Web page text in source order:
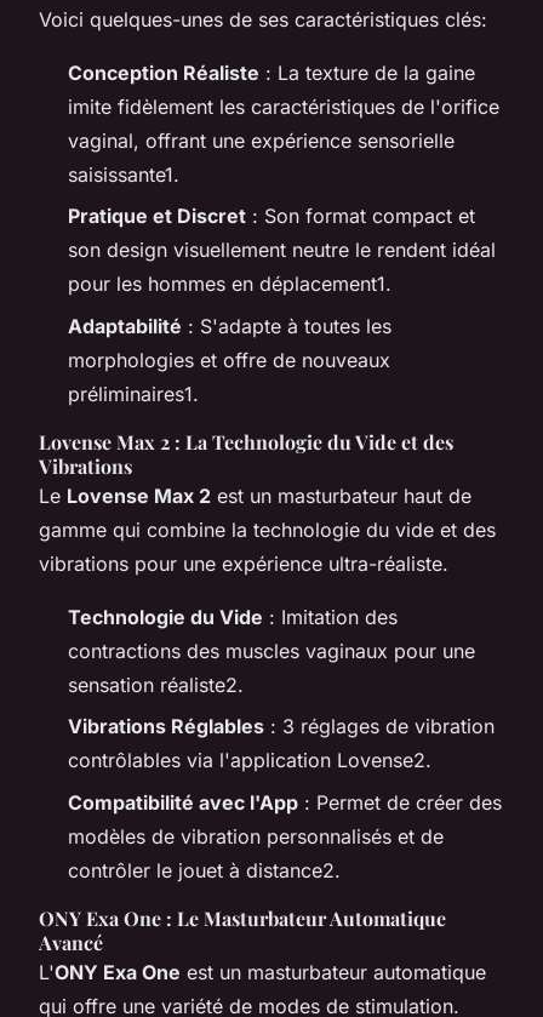
Voici quelques-unes de ses caractéristiques clés:
Conception Réaliste : La texture de la gaine
imite fidèlement les caractéristiques de l'orifice
vaginal, offrant une expérience sensorielle
saisissante1.
Pratique et Discret : Son format compact et
son design visuellement neutre le rendent idéal
pour les hommes en déplacement1.
Adaptabilité : S'adapte à toutes les
morphologies et offre de nouveaux
préliminaires1.
Lovense Max 2 : La Technologie du Vide et des
Vibrations
Le Lovense Max 2 est un masturbateur haut de
gamme qui combine la technologie du vide et des
vibrations pour une expérience ultra-réaliste.
Technologie du Vide : Imitation des
contractions des muscles vaginaux pour une
sensation réaliste2.
Vibrations Réglables : 3 réglages de vibration
contrôlables via l'application Lovense2.
Compatibilité avec l'App : Permet de créer des
modèles de vibration personnalisés et de
contrôler le jouet à distance2.
ONY Exa One : Le Masturbateur Automatique
Avancé
L'ONY Exa One est un masturbateur automatique
qui offre une variété de modes de stimulation.